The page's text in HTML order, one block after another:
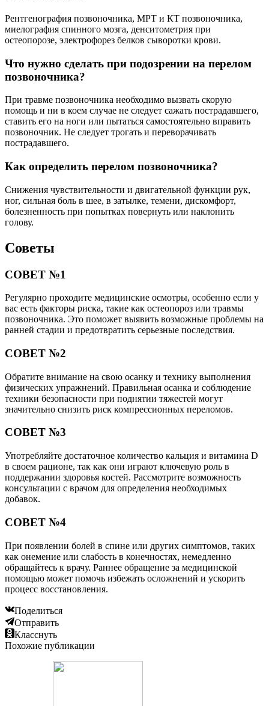
Рентгенография позвоночника, МРТ и КТ позвоночника,
миелография спинного мозга, денситометрия при
остеопорозе, электрофорез белков сыворотки крови.
Что нужно сделать при подозрении на перелом
позвоночника?
При травме позвоночника необходимо вызвать скорую
помощь и ни в коем случае не следует сажать пострадавшего,
ставить его на ноги или пытаться самостоятельно вправить
позвоночник. Не следует трогать и переворачивать
пострадавшего.
Как определить перелом позвоночника?
Снижения чувствительности и двигательной функции рук,
ног, сильная боль в шее, в затылке, темени, дискомфорт,
болезненность при попытках повернуть или наклонить
голову.
Советы
СОВЕТ №1
Регулярно проходите медицинские осмотры, особенно если у
вас есть факторы риска, такие как остеопороз или травмы
позвоночника. Это поможет выявить возможные проблемы на
ранней стадии и предотвратить серьезные последствия.
СОВЕТ №2
Обратите внимание на свою осанку и технику выполнения
физических упражнений. Правильная осанка и соблюдение
техники безопасности при поднятии тяжестей могут
значительно снизить риск компрессионных переломов.
СОВЕТ №3
Употребляйте достаточное количество кальция и витамина D
в своем рационе, так как они играют ключевую роль в
поддержании здоровья костей. Рассмотрите возможность
консультации с врачом для определения необходимых
добавок.
СОВЕТ №4
При появлении болей в спине или других симптомов, таких
как онемение или слабость в конечностях, немедленно
обращайтесь к врачу. Раннее обращение за медицинской
помощью может помочь избежать осложнений и ускорить
процесс восстановления.
Поделиться
Отправить
Класснуть
Похожие публикации